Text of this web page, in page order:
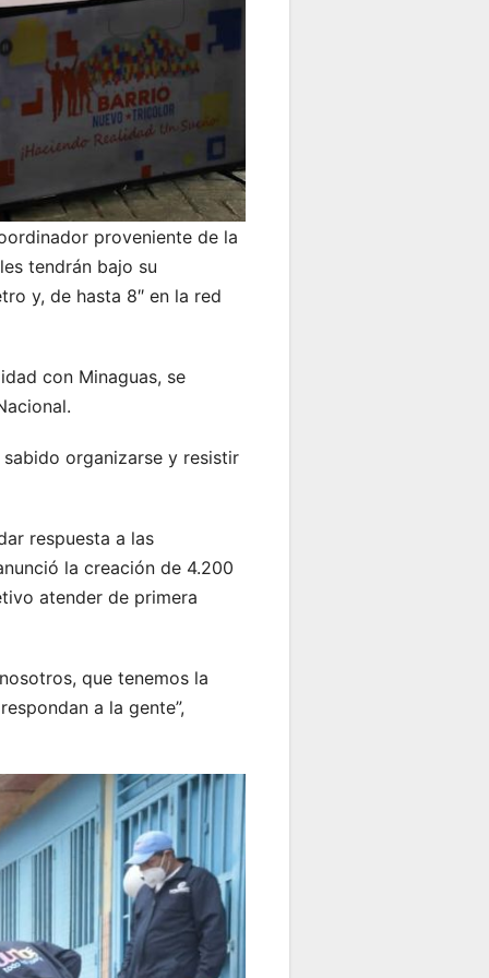
proveniente de la
tendrán bajo su
y, de hasta 8″ en la red
con Minaguas, se
organizarse y resistir
respuesta a las
la creación de 4.200
atender de primera
que tenemos la
a la gente”,